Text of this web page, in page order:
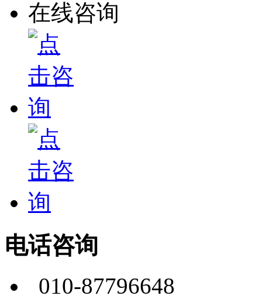
在线咨询
电话咨询
010-87796648